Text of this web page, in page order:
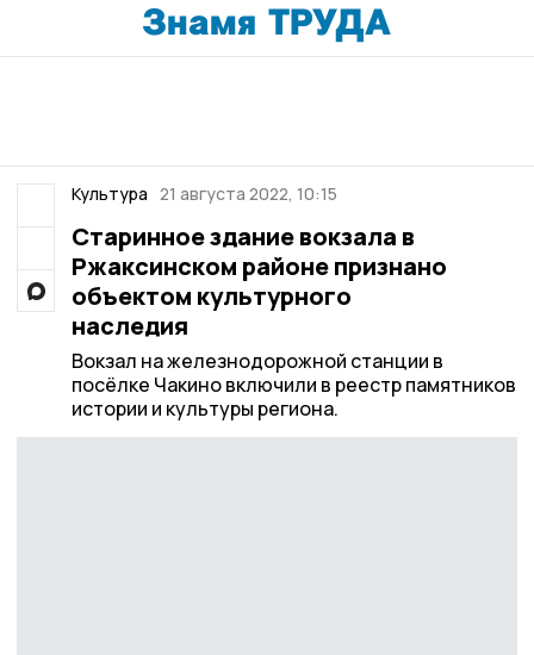
Культура 21 августа 2022, 10:15
Старинное здание вокзала в
Ржаксинском районе признано
объектом культурного
наследия
Вокзал на железнодорожной станции в
посёлке Чакино включили в реестр памятников
истории и культуры региона.